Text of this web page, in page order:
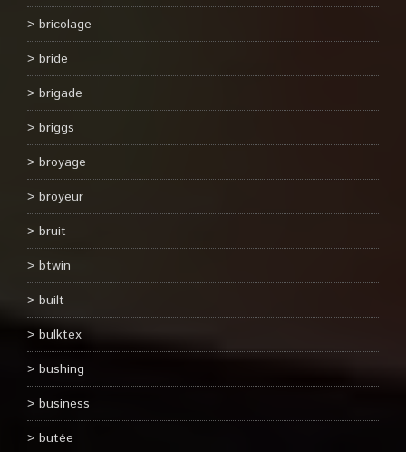
bricolage
bride
brigade
briggs
broyage
broyeur
bruit
btwin
built
bulktex
bushing
business
butée